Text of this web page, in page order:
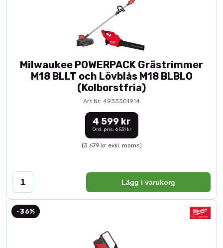
Milwaukee POWERPACK Grästrimmer
M18 BLLT och Lövblås M18 BLBLO
(Kolborstfria)
Art.Nr: 4933501914
4 599 kr
Ord. pris: 6 531 kr
(3 679 kr exkl. moms)
Lägg i varukorg
-36%